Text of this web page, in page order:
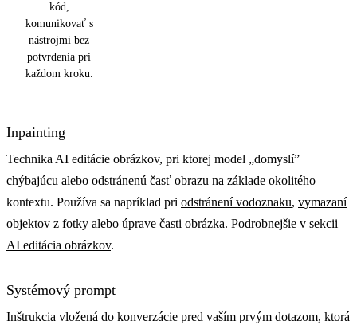
kód,
komunikovať s
nástrojmi bez
potvrdenia pri
každom kroku.
Inpainting
Technika AI editácie obrázkov, pri ktorej model „domyslí”
chýbajúcu alebo odstránenú časť obrazu na základe okolitého
kontextu. Používa sa napríklad pri odstránení vodoznaku, vymazaní
objektov z fotky alebo úprave časti obrázka. Podrobnejšie v sekcii
AI editácia obrázkov.
Systémový prompt
Inštrukcia vložená do konverzácie pred vaším prvým dotazom, ktorá